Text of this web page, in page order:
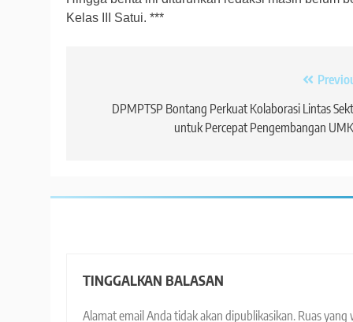
Kelas III Satui. ***
DPMPTSP Bontang Perkuat Kolaborasi Lintas
untuk Percepat Pengembangan
TINGGALKAN BALASAN
Alamat email Anda tidak akan dipublikasikan. Ruas